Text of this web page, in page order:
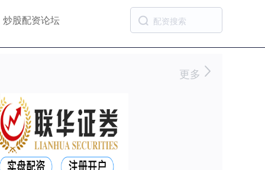
炒股配资论坛
更多